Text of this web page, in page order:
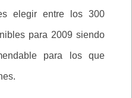
elegir entre los 300
para 2009 siendo
para los que